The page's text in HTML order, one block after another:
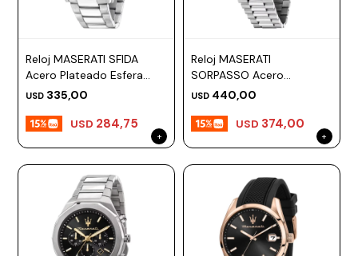
Reloj MASERATI SFIDA
Acero Plateado Esfera
44mm
USD 335,00
USD 284,75
Reloj MASERATI
SORPASSO Acero
Plateado Esfera 42mm
USD 440,00
USD 374,00
Casio
Fossil
Skagen
Rosefield
Exchange
Repuestos
Bolígrafo
Rollerball
Lápiz
mecánico
Metal
Accesorios
MOCHILAS
ACCESORIOS
OUTLET
WATCHME